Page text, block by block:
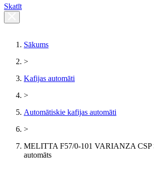
Skatīt
Sākums
>
Kafijas automāti
>
Automātiskie kafijas automāti
>
MELITTA F57/0-101 VARIANZA CSP
automāts